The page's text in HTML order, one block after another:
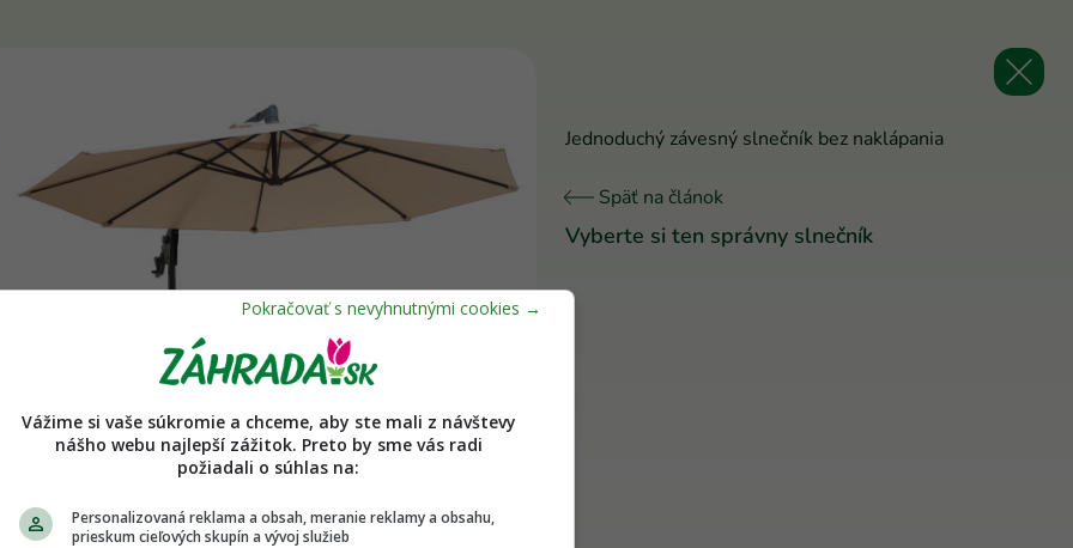
Jednoduchý závesný slnečník bez naklápania
Späť na článok
Vyberte si ten správny slnečník
Vážime si vaše súkromie a chceme, aby ste mali z návštevy
nášho webu najlepší zážitok. Preto by sme vás radi
požiadali o súhlas na:
Personalizovaná reklama a obsah, meranie reklamy a obsahu,
prieskum cieľových skupín a vývoj služieb